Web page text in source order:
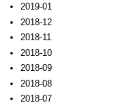
2019-01
2018-12
2018-11
2018-10
2018-09
2018-08
2018-07